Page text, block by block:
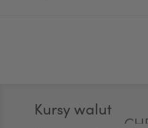
Kursy walut